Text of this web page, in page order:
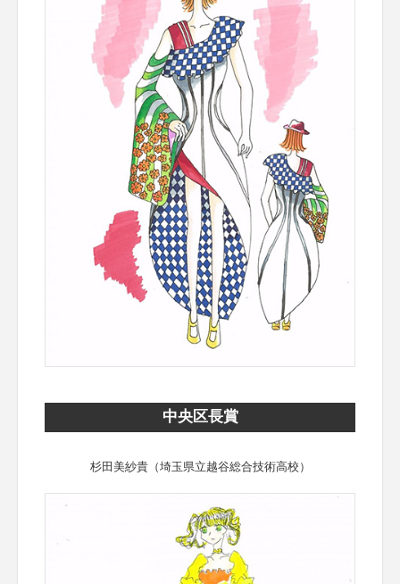
中央区長賞
杉田美紗貴（埼玉県立越谷総合技術高校）